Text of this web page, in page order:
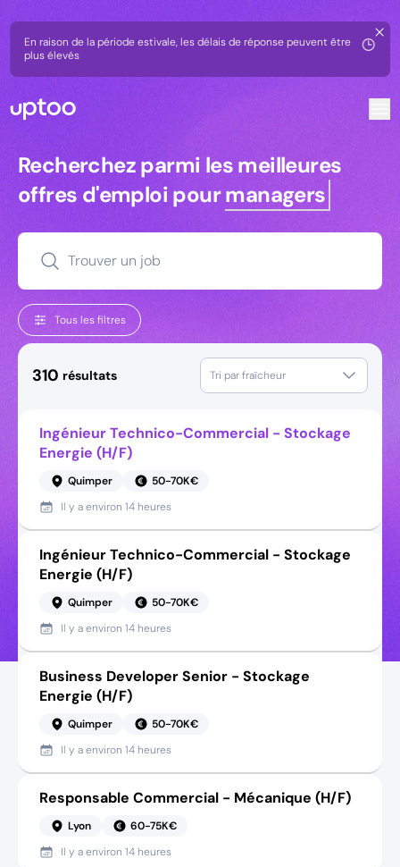
En raison de la période estivale, les délais de réponse peuvent être
plus élevés
Recherchez parmi les meilleures
Recherchez parmi les meilleures
offres d'emploi pourmanagers
Trouver un job
Tous les filtres
310 résultats Tri par fraîcheur
Ingénieur Technico-Commercial - Stockage
Energie (H/F)
Quimper
50-70K€
Il y aenviron 14 heures
Ingénieur Technico-Commercial - Stockage
Energie (H/F)
Quimper
50-70K€
Il y aenviron 14 heures
Business Developer Senior - Stockage
Energie (H/F)
Quimper
50-70K€
Il y aenviron 14 heures
Responsable Commercial - Mécanique (H/F)
Lyon
60-75K€
Il y aenviron 14 heures